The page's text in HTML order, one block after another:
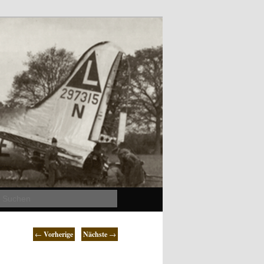
← Vorherige Nächste →